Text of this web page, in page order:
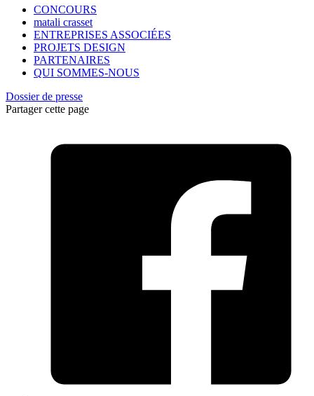
CONCOURS
matali crasset
ENTREPRISES ASSOCIÉES
PROJETS DESIGN
PARTENAIRES
QUI SOMMES-NOUS
Dossier de presse
Partager cette page